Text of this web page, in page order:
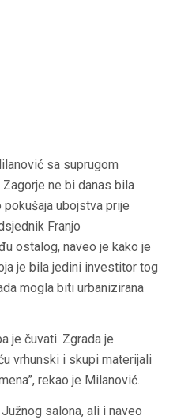
sa suprugom
ne bi danas bila
ubojstva prije
Franjo
ostalog, naveo je kako je
je bila jedini investitor tog
mogla biti urbanizirana
je čuvati. Zgrada je
vrhunski i skupi materijali
rekao je Milanović.
salona, ali i naveo